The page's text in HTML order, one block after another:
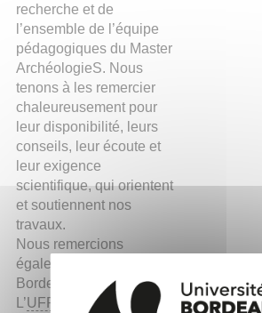
recherche et de
l’ensemble de l’équipe
pédagogiques du Master
ArchéologieS. Nous
tenons à les remercier
chaleureusement pour
leur disponibilité, leurs
conseils, leur écoute et
leur exigence
scientifique, qui orientent
et soutiennent nos
travaux.
Nous remercions
également l’Université
Bordeaux Montaigne,
L’UFR
Humanités, le